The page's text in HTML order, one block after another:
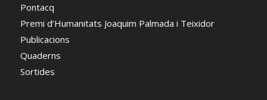
Pontacq
Premi d’Humanitats Joaquim Palmada i Teixidor
Publicacions
Quaderns
Sortides